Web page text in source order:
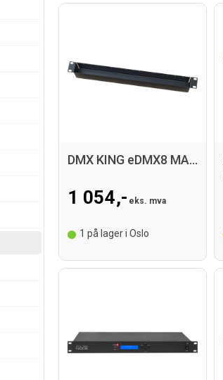
DMX KING eDMX8 MAX 19” rack case
1 054,- eks. mva
1 på lager i Oslo